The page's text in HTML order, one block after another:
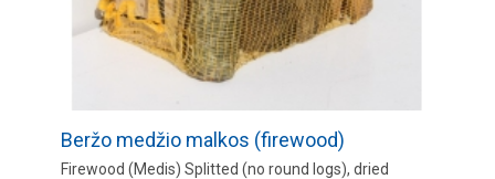
Beržo medžio malkos (firewood)
Firewood (Medis) Splitted (no round logs), dried